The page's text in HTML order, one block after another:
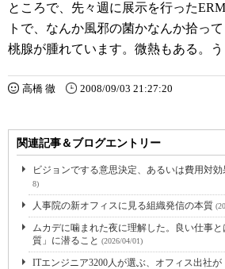
ところで、先々週に展示を行った
トで、なんか風邪の菌かなんか拾っ
桃腺が腫れています。微熱もある。う
高橋 徹 2008/09/03 21:27:20
関連記事＆ブログエントリー
ビジョンでする意思決定、あるいは費用対
8)
人事院の新オフィスに見る組織発信の本質
ムカデに噛まれた夜に理解した。良い仕事
質」に潜ること (2026/04/01)
ITエンジニア3200人が選ぶ、オフィス出社